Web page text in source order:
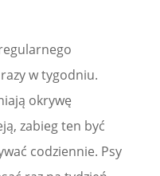
w tygodniu.
okrywę
zabieg ten być
codziennie. Psy